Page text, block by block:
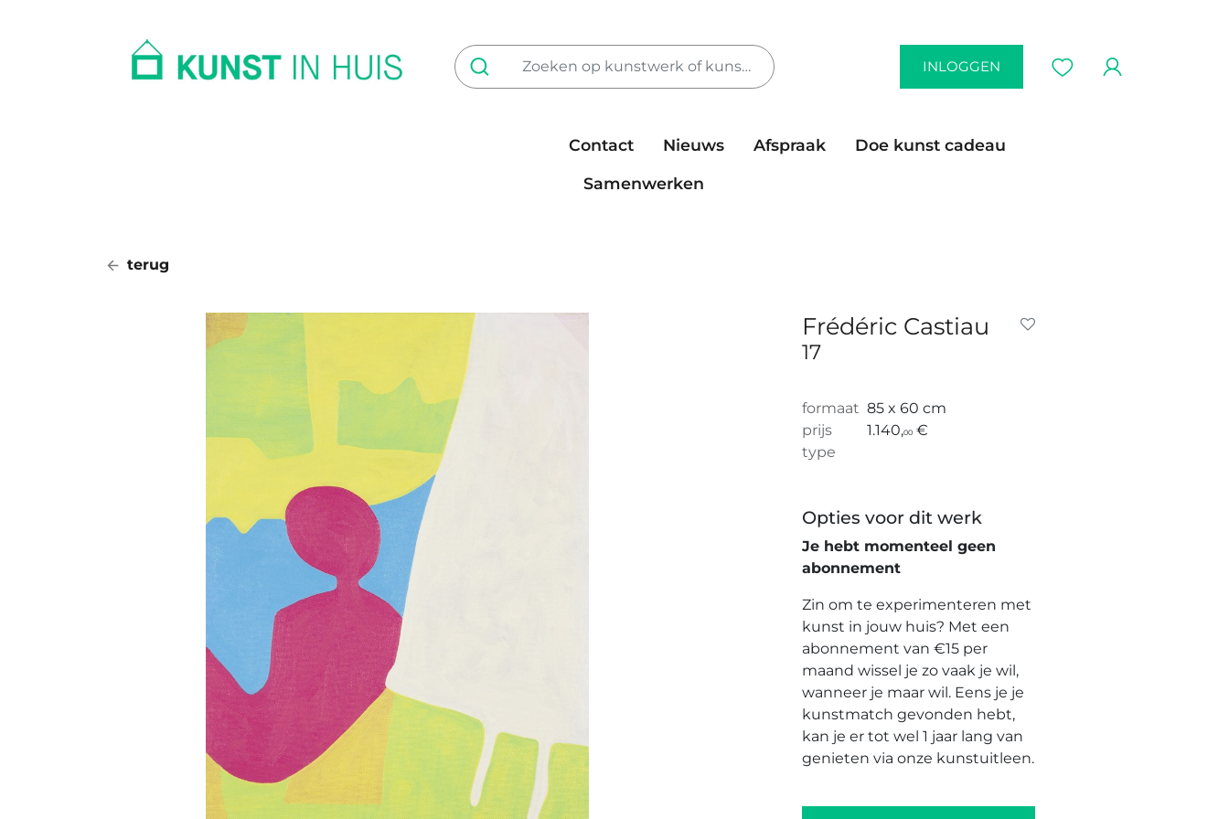
INLOGGEN
Contact Nieuws Afspraak
Doe kunst cadeau
Samenwerken
terug
Frédéric Castiau
17
formaat 85 x 60 cm
prijs
1.140,00 €
type
Opties voor dit werk
Je hebt momenteel geen
abonnement
Zin om te experimenteren met
kunst in jouw huis? Met een
abonnement van €15 per
maand wissel je zo vaak je wil,
wanneer je maar wil. Eens je je
kunstmatch gevonden hebt,
kan je er tot wel 1 jaar lang van
genieten via onze kunstuitleen.